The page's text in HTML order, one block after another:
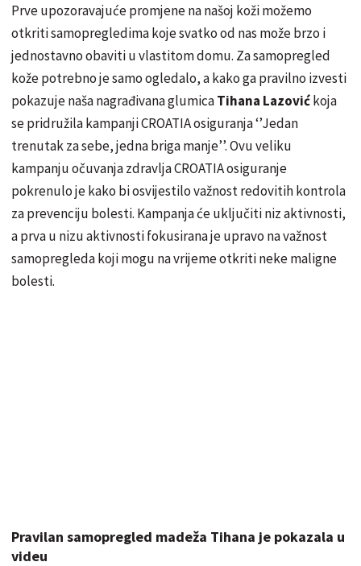
Prve upozoravajuće promjene na našoj koži možemo
otkriti samopregledima koje svatko od nas može brzo i
jednostavno obaviti u vlastitom domu. Za samopregled
kože potrebno je samo ogledalo, a kako ga pravilno izvesti
pokazuje naša nagrađivana glumicaTihana Lazovićkoja
se pridružila kampanji CROATIA osiguranja ‘’Jedan
trenutak za sebe, jedna briga manje’’. Ovu veliku
kampanju očuvanja zdravlja CROATIA osiguranje
pokrenulo je kako bi osvijestilo važnost redovitih kontrola
za prevenciju bolesti. Kampanja će uključiti niz aktivnosti,
a prva u nizu aktivnosti fokusirana je upravo na važnost
samopregleda koji mogu na vrijeme otkriti neke maligne
bolesti.
Pravilan samopregled madeža Tihana je pokazala u
videu